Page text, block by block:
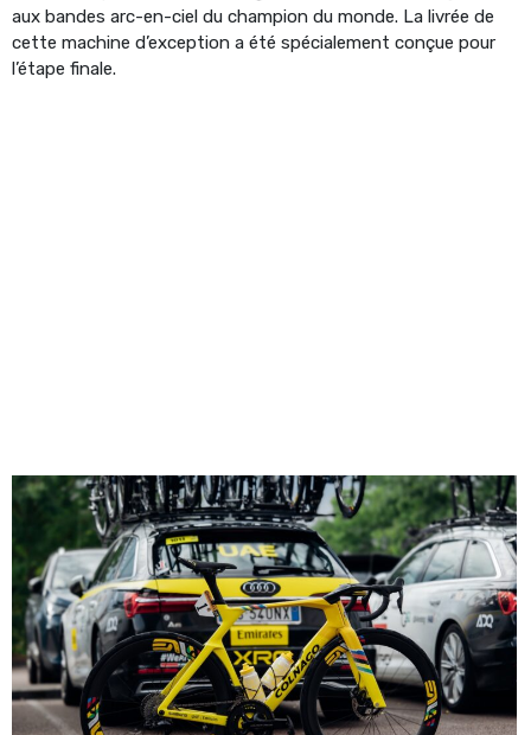
aux bandes arc-en-ciel du champion du monde. La livrée de
cette machine d’exception a été spécialement conçue pour
l’étape finale.